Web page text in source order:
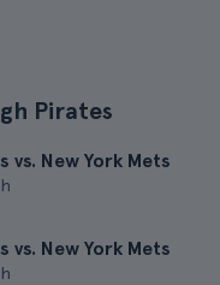
Pirates
New York Mets
New York Mets